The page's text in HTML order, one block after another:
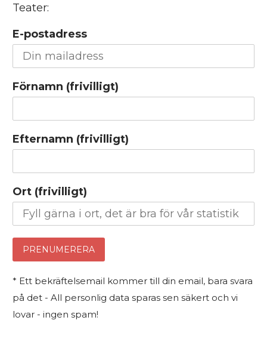
Teater:
E-postadress
Förnamn (frivilligt)
Efternamn (frivilligt)
Ort (frivilligt)
* Ett bekräftelsemail kommer till din email, bara svara
på det - All personlig data sparas sen säkert och vi
lovar - ingen spam!